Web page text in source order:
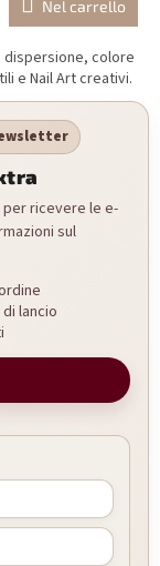
Nel carrello
dispersione, colore
e Nail Art creativi.
per ricevere le e-
sul
lancio